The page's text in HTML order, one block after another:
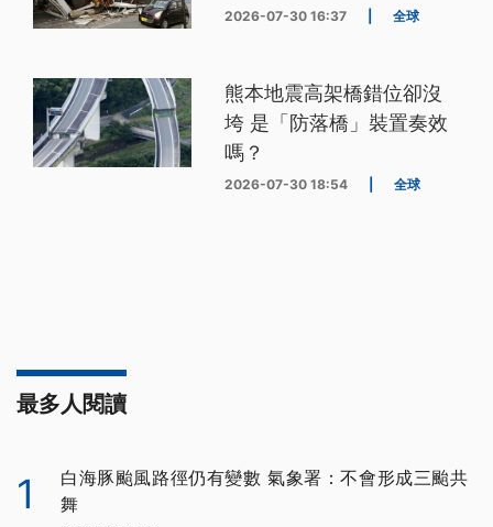
2026-07-30 16:37 全球
熊本地震高架橋錯位卻沒
垮 是「防落橋」裝置奏效
嗎？
2026-07-30 18:54 全球
最多人閱讀
1
白海豚颱風路徑仍有變數 氣象署：不會形成三颱共
舞